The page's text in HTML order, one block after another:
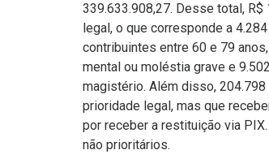
339.633.908,27. Desse total,
legal, o que corresponde a
contribuintes entre 60 e 79
mental ou moléstia grave e
magistério. Além disso,
prioridade legal, mas que
por receber a restituição via
não prioritários.